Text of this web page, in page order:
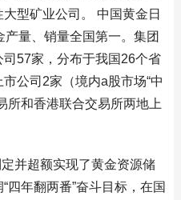
型矿业公司。 中国黄金日
量、销量全国第一。集团
57家，分布于我国26个省
公司2家（境内a股市场“中
所和香港联合交易所两地上
并超额实现了黄金资源储
四年翻两番”奋斗目标，在国